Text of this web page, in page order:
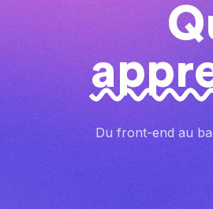
Du front-end au